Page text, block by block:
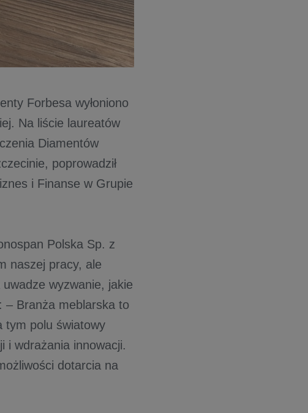
Forbesa wyłoniono
Na liście laureatów
Diamentów
poprowadził
i Finanse w Grupie
Polska Sp. z
naszej pracy, ale
wyzwanie, jakie
– Branża meblarska to
tym polu światowy
i wdrażania innowacji.
dotarcia na